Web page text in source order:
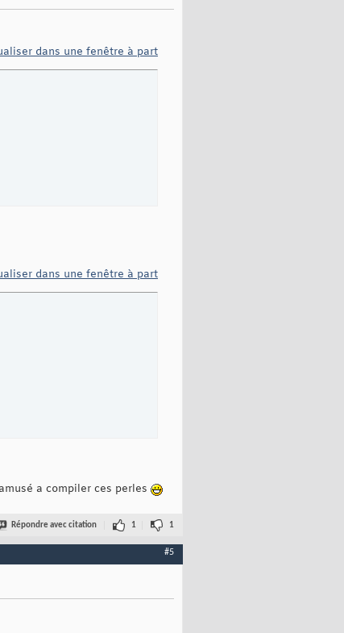
dans une fenêtre à part
dans une fenêtre à part
a compiler ces perles
Répondre avec citation 1 1
#5